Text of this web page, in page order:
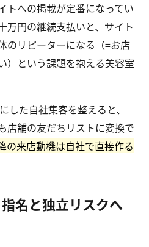
トへの掲載が定番になってい
万円の継続支払いと、サイト
のリピーターになる（=お店
）という課題を抱える美容室
した自社集客を整えると、
店舗の友だちリストに変換で
の来店動機は自社で直接作る
名と独立リスクへ